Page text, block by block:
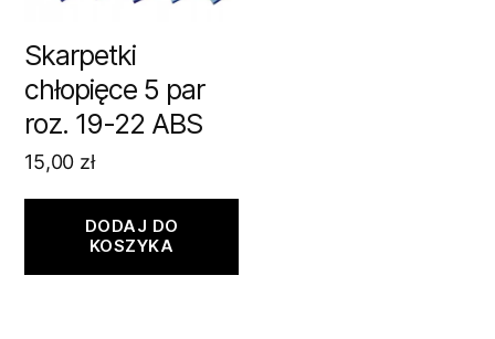
Skarpetki
chłopięce 5 par
roz. 19-22 ABS
15,00 zł
DODAJ DO
KOSZYKA